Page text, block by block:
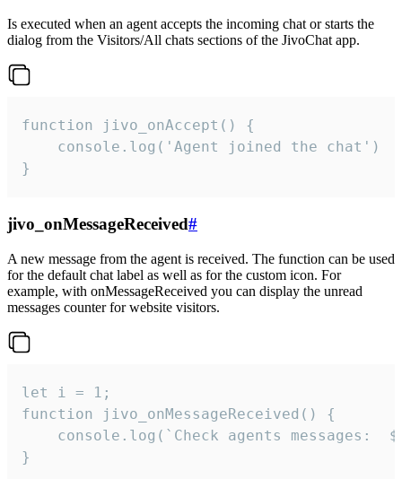
Is executed when an agent accepts the incoming chat or starts the
dialog from the Visitors/All chats sections of the JivoChat app.
function jivo_onAccept() {
}
jivo_onMessageReceived#
A new message from the agent is received. The function can be used
for the default chat label as well as for the custom icon. For
example, with onMessageReceived you can display the unread
messages counter for website visitors.
let i = 1;
function jivo_onMessageReceived() {
}